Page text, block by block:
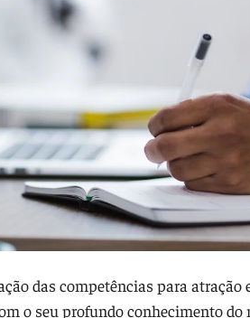
das competências para atração
o seu profundo conhecimento